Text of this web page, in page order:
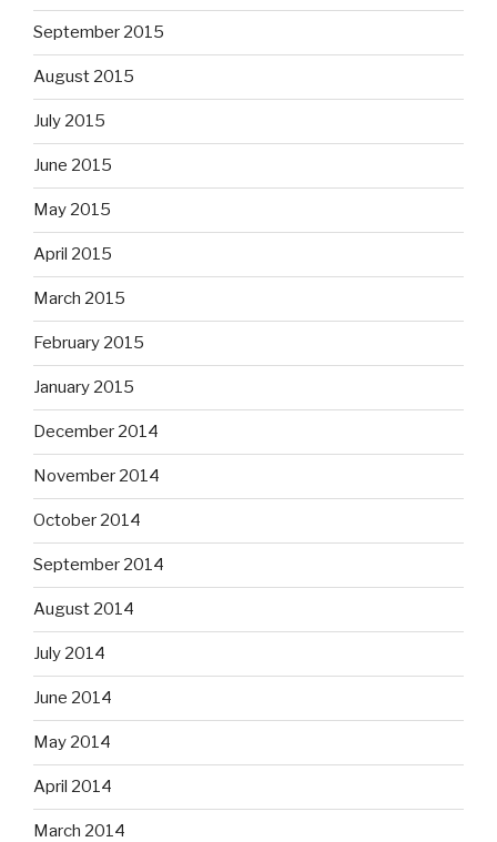
September 2015
August 2015
July 2015
June 2015
May 2015
April 2015
March 2015
February 2015
January 2015
December 2014
November 2014
October 2014
September 2014
August 2014
July 2014
June 2014
May 2014
April 2014
March 2014